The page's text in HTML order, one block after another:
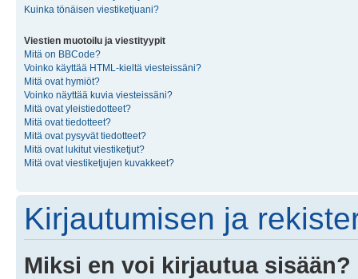
Kuinka tönäisen viestiketjuani?
Viestien muotoilu ja viestityypit
Mitä on BBCode?
Voinko käyttää HTML-kieltä viesteissäni?
Mitä ovat hymiöt?
Voinko näyttää kuvia viesteissäni?
Mitä ovat yleistiedotteet?
Mitä ovat tiedotteet?
Mitä ovat pysyvät tiedotteet?
Mitä ovat lukitut viestiketjut?
Mitä ovat viestiketjujen kuvakkeet?
Kirjautumisen ja
Miksi en voi kirjautua sisään?